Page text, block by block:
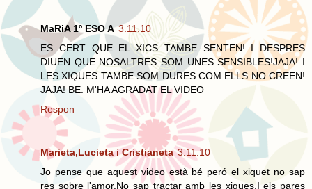
MaRiA 1º ESO A 3.11.10
ES CERT QUE EL XICS TAMBE SENTEN! I DESPRES
DIUEN QUE NOSALTRES SOM UNES SENSIBLES!JAJA! I
LES XIQUES TAMBE SOM DURES COM ELLS NO CREEN!
JAJA! BE. M'HA AGRADAT EL VIDEO
Respon
Marieta,Lucieta i Cristianeta 3.11.10
Jo pense que aquest video està bé peró el xiquet no sap
res sobre l'amor.No sap tractar amb les xiques.I els pares